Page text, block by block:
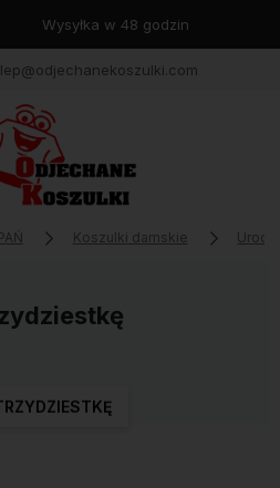
w 48 godzin
Koszulki damskie